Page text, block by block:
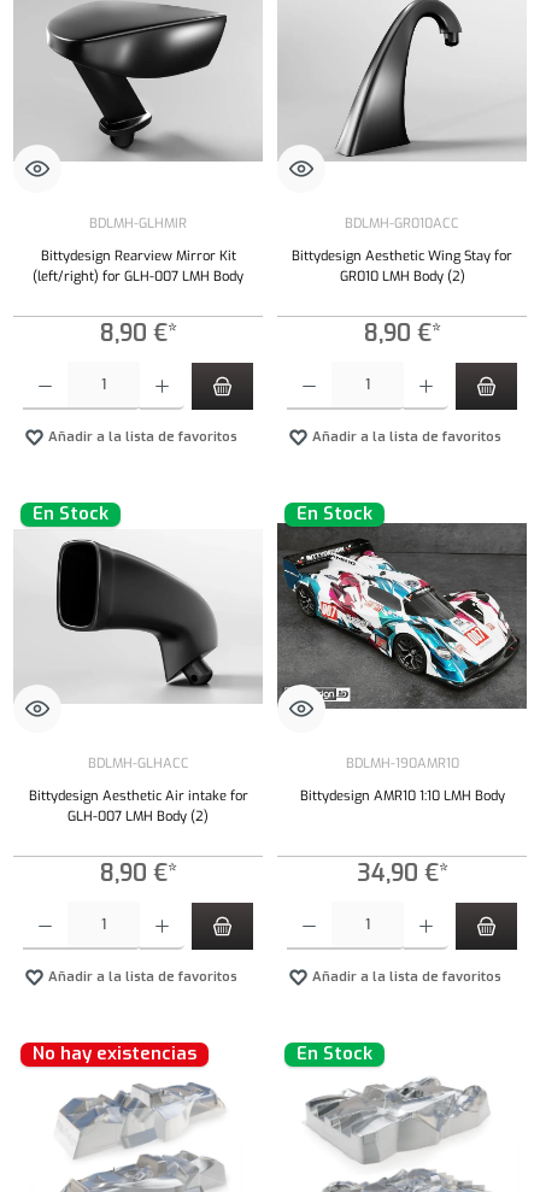
BDLMH-GLHMIR
Bittydesign Rearview Mirror Kit
(left/right) for GLH-007 LMH Body
8,90 €*
Añadir a la lista de favoritos
BDLMH-GR010ACC
Bittydesign Aesthetic Wing Stay for
GR010 LMH Body (2)
8,90 €*
Añadir a la lista de favoritos
En Stock
BDLMH-GLHACC
Bittydesign Aesthetic Air intake for
GLH-007 LMH Body (2)
8,90 €*
Añadir a la lista de favoritos
En Stock
BDLMH-190AMR10
Bittydesign AMR10 1:10 LMH Body
34,90 €*
Añadir a la lista de favoritos
No hay existencias En Stock